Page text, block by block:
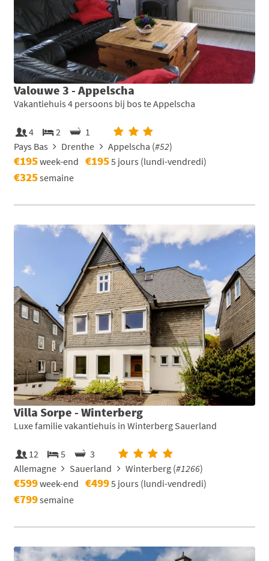
Valouwe 3 - Appelscha
Vakantiehuis 4 persoons bij bos te Appelscha
4 2
1
Pays Bas
Drenthe Appelscha (#52)
€195week-end €1955 jours (lundi-vendredi)
€325semaine
Villa Sorpe - Winterberg
Luxe familie vakantiehuis in Winterberg Sauerland
12 5
3
Allemagne
Sauerland Winterberg (#1266)
€599week-end €4995 jours (lundi-vendredi)
€799semaine